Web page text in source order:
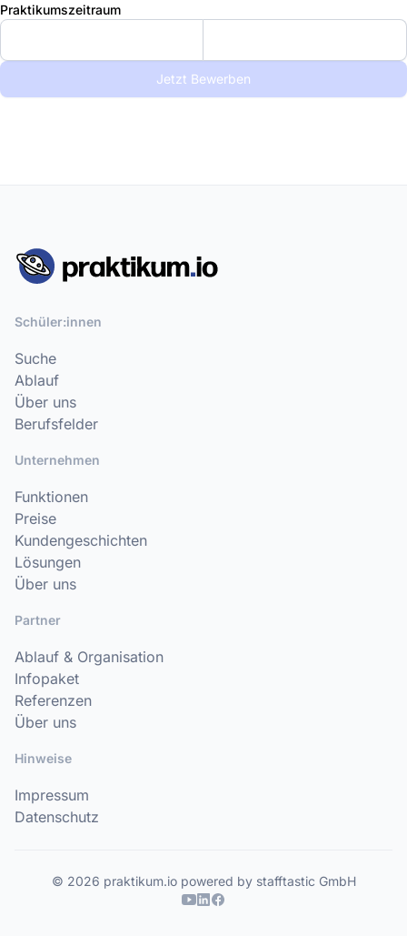
Praktikumszeitraum
Jetzt Bewerben
Schüler:innen
Suche
Ablauf
Über uns
Berufsfelder
Unternehmen
Funktionen
Preise
Kundengeschichten
Lösungen
Über uns
Partner
Ablauf & Organisation
Infopaket
Referenzen
Über uns
Hinweise
Impressum
Datenschutz
© 2026 praktikum.io powered by stafftastic GmbH